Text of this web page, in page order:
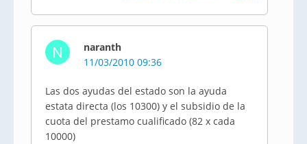
N
naranth
11/03/2010 09:36
Las dos ayudas del estado son la ayuda
estata directa (los 10300) y el subsidio de la
cuota del prestamo cualificado (82 x cada
10000)